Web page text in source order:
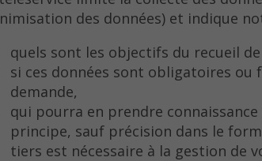
des données) et indique
quels sont les objectifs du recueil de
si ces données sont obligatoires
demande,
qui pourra en prendre connaissance
principe, sauf précision dans le
tiers est nécessaire à la gestion de